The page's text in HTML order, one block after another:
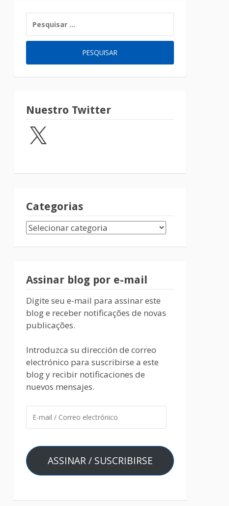
Nuestro Twitter
Categorias
Assinar blog por e-mail
Digite seu e-mail para assinar este
blog e receber notificações de novas
publicações.
Introduzca su dirección de correo
electrónico para suscribirse a este
blog y recibir notificaciones de
nuevos mensajes.
ASSINAR / SUSCRIBIRSE